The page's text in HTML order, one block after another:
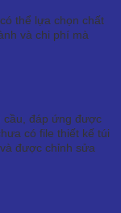
thể lựa chọn chất
và chi phí mà
cầu, đáp ứng được
có file thiết kế túi
được chỉnh sửa